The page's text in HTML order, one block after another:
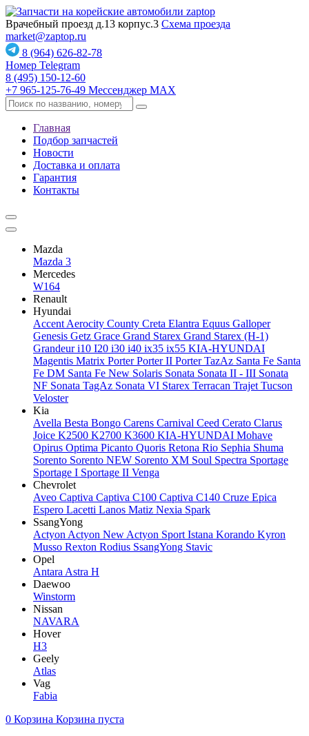
Врачебный проезд д.13 корпус.3 Схема проезда
market@zaptop.ru
8 (964) 626-82-78
Номер Telegram
8 (495) 150-12-60
+7 965-125-76-49 Мессенджер MAX
Главная
Подбор запчастей
Новости
Доставка и оплата
Гарантия
Контакты
Mazda
Mazda 3
Mercedes
W164
Renault
Hyundai
Accent Aerocity County Creta Elantra Equus Galloper
Genesis Getz Grace Grand Starex Grand Starex (H-1)
Grandeuri10 I20 i30 i40 ix35 ix55 KIA-HYUNDAI
Magentis Matrix PorterPorter II Porter TazAz Santa Fe Santa
Fe DM Santa Fe New Solaris Sonata Sonata II - III Sonata
NF Sonata TagAz Sonata VI Starex Terracan Trajet Tucson
Veloster
Kia
Avella Besta Bongo Carens Carnival Ceed Cerato Clarus
Joice K2500 K2700 K3600 KIA-HYUNDAI Mohave
Opirus Optima Picanto Quoris Retona Rio Sephia Shuma
Sorento Sorento NEW Sorento XM Soul Spectra Sportage
Sportage I Sportage II Venga
Chevrolet
Aveo Captiva Captiva C100 Captiva C140 Cruze Epica
Espero Lacetti Lanos Matiz Nexia Spark
SsangYong
Actyon Actyon New Actyon Sport Istana Korando Kyron
Musso Rexton Rodius SsangYong Stavic
Opel
Antara Astra H
Daewoo
Winstorm
Nissan
NAVARA
Hover
H3
Geely
Atlas
Vag
Fabia
0 Корзина Корзина пуста